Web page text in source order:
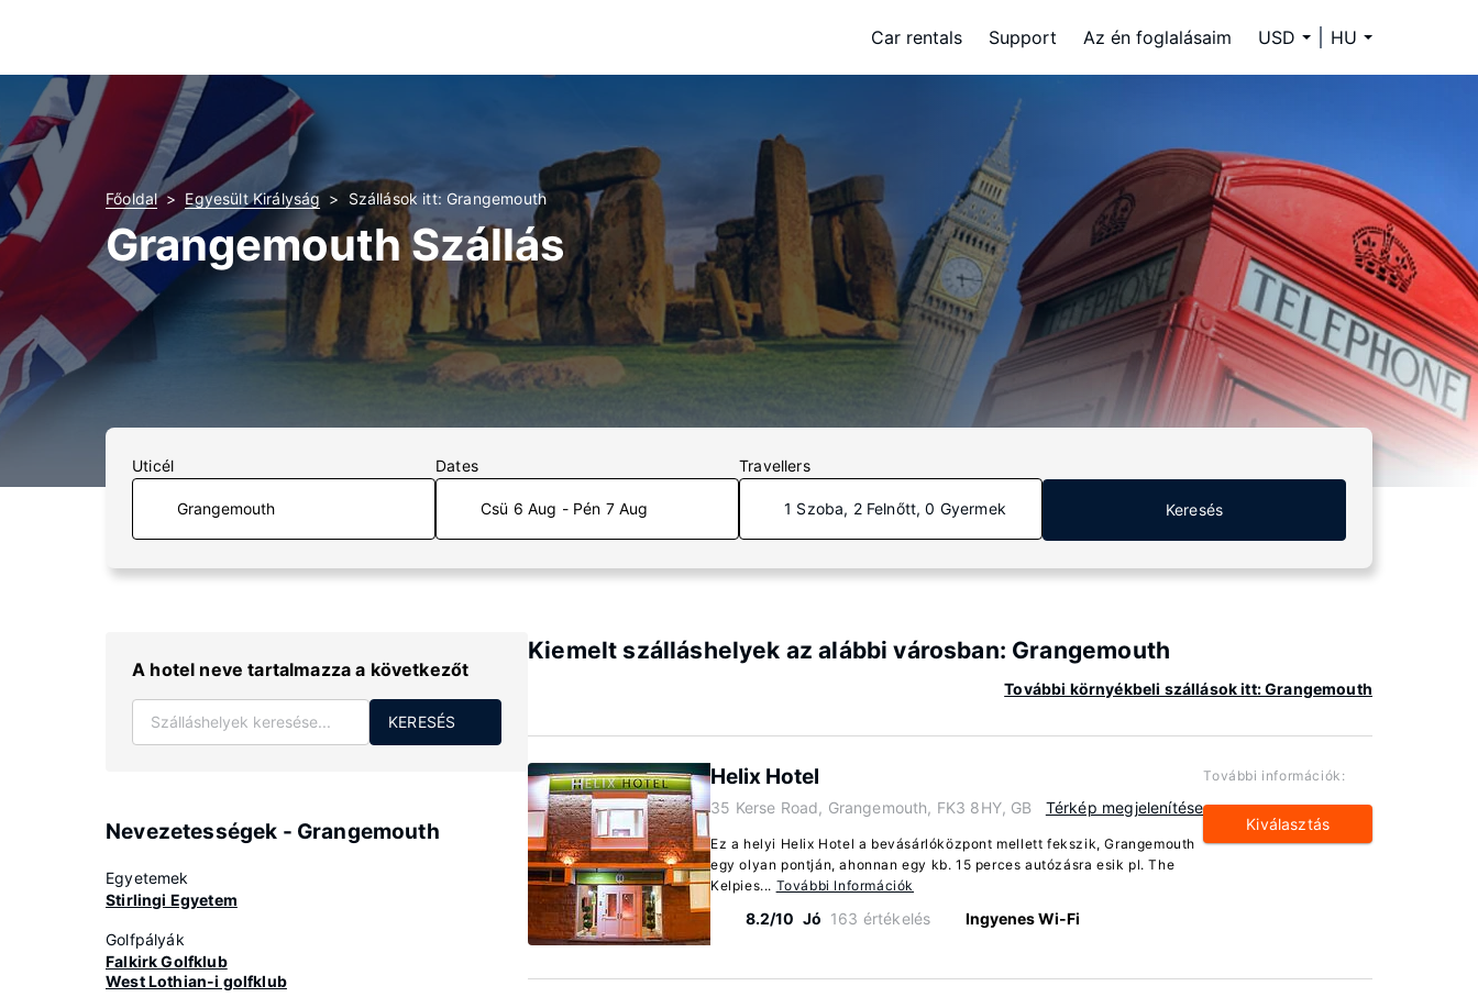
Car rentals Support Az én foglalásaim USD HU
Főoldal Egyesült Királyság Szállások itt: Grangemouth
Grangemouth Szállás
Uticél Dates
Csü 6 Aug - Pén 7 Aug
Travellers
1 Szoba, 2 Felnőtt, 0 Gyermek Keresés
A hotel neve tartalmazza a következőt
KERESÉS
Nevezetességek - Grangemouth
Egyetemek
Stirlingi Egyetem
Golfpályák
Falkirk Golfklub
West Lothian-i golfklub
Kiemelt szálláshelyek az alábbi városban: Grangemouth
További környékbeli szállások itt: Grangemouth
Helix Hotel
35 Kerse Road, Grangemouth, FK3 8HY, GB Térkép megjelenítése
Ez a helyi Helix Hotel a bevásárlóközpont mellett fekszik, Grangemouth
egy olyan pontján, ahonnan egy kb. 15 perces autózásra esik pl. The
Kelpies... További Információk
8.2/10 Jó 163 értékelés Ingyenes Wi-Fi
További információk:
Kiválasztás